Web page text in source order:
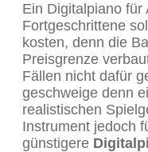
Ein Digitalpiano für
Fortgeschrittene
kosten, denn die
Preisgrenze
Fällen nicht dafür
geschweige denn
realistischen
Instrument jedoch
günstigere